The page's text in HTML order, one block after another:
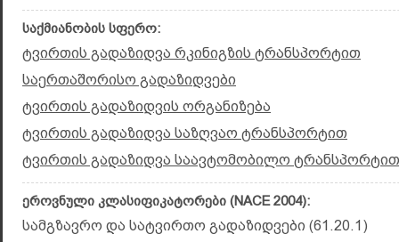
საქმიანობის სფერო:
ტვირთის გადაზიდვა რკინიგზის ტრანსპორტით
საერთაშორისო გადაზიდვები
ტვირთის გადაზიდვის ორგანიზება
ტვირთის გადაზიდვა საზღვაო ტრანსპორტით
ტვირთის გადაზიდვა საავტომობილო ტრანსპორტით
ეროვნული კლასიფიკატორები (NACE 2004):
სამგზავრო და სატვირთო გადაზიდვები (61.20.1)